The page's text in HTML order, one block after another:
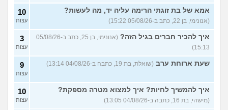
איך לשפר את הנושא
התעסוקתי? (אנונימית, בת 27)
4
עצות
איך להבין מה הכיוון שלי?
(אנונימית, בת 21)
4
עצות
עוד שאלות חדשות במדור
אמא של בת זוגתי הרימה עליה יד, מה לעשות?
(אנונימי, בן 22, כתב ב-05/08/26 15:22)
10
עצות
איך להכיר חברים בגיל הזה?
(אנונימי, בן 25, כתב ב-05/08/26
15:13)
3
עצות
שעת ארוחת ערב (שואלת, בת 19, כתבה ב-04/08/26 13:14) 9
עצות
איך להמשיך לחיות? איך למצוא מטרה מספקת?
(מישהי, בת 16, כתבה ב-04/08/26 13:05)
10
עצות